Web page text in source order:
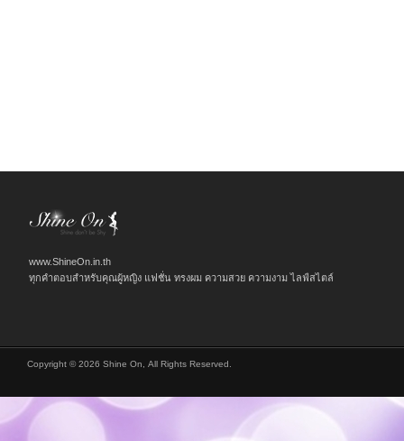
www.ShineOn.in.th
ทุกคำตอบสำหรับคุณผู้หญิง แฟชั่น ทรงผม ความสวย ความงาม ไลฟ์สไตล์
Copyright © 2026 Shine On, All Rights Reserved.